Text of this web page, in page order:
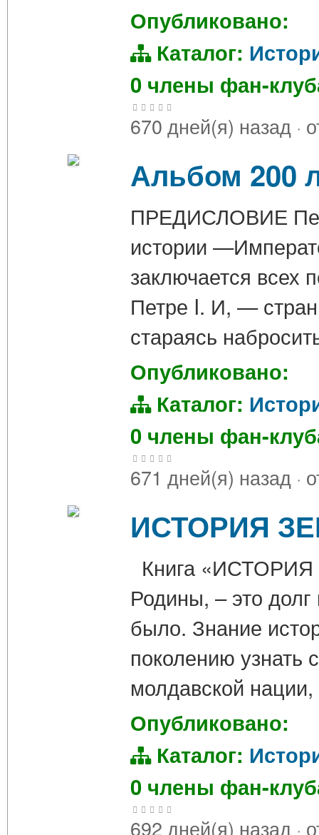
Опубликовано:
Каталог:
0 члены фан-
670 дней(я) назад ·
Альбом 200
ПРЕДИСЛОВИЕ
истории
заключается всех
Петре I. И, —
стараясь
Опубликовано:
Каталог:
0 члены фан-
671 дней(я) назад ·
ИСТОРИЯ
Книга
Родины, – это
было. Знание
поколению узнать
молдавской
Опубликовано:
Каталог:
0 члены фан-
692 дней(я) назад ·